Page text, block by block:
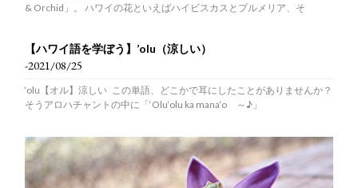
& Orchid」。 ハワイの花といえばハイビスカスとプルメリア、そ
【ハワイ語を学ぼう】’olu（涼しい）
-2021/08/25
‘olu【オル】涼しい この単語、どこかで耳にしたことがありませんか？
そうアロハチャントの中に「‘Olu‘olu ka mana‘o ～♪」